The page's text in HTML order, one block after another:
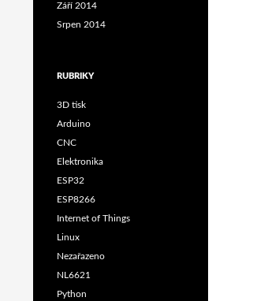
Září 2014
Srpen 2014
RUBRIKY
3D tisk
Arduino
CNC
Elektronika
ESP32
ESP8266
Internet of Things
Linux
Nezařazeno
NL6621
Python